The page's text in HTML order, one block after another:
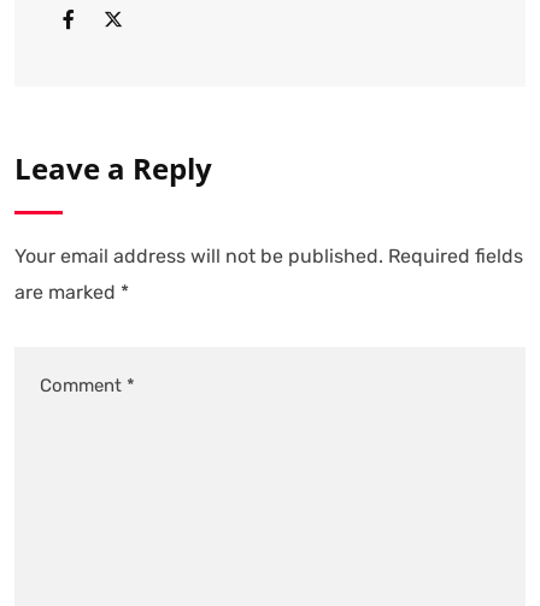
Leave a Reply
Your email address will not be published. Required fields
are marked *